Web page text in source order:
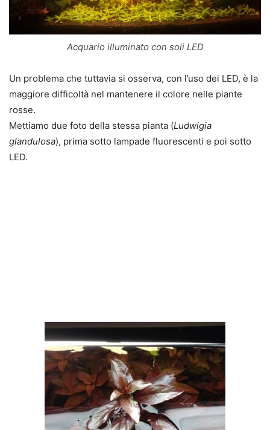
Acquario illuminato con soli LED
Un problema che tuttavia si osserva, con l’uso dei LED, è la
maggiore difficoltà nel mantenere il colore nelle piante
rosse.
Mettiamo due foto della stessa pianta (Ludwigia
glandulosa), prima sotto lampade fluorescenti e poi sotto
LED.